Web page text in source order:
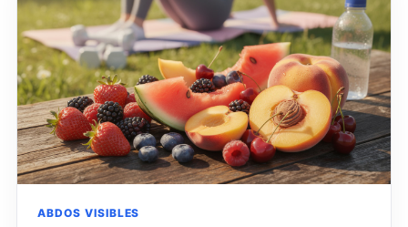
ABDOS VISIBLES